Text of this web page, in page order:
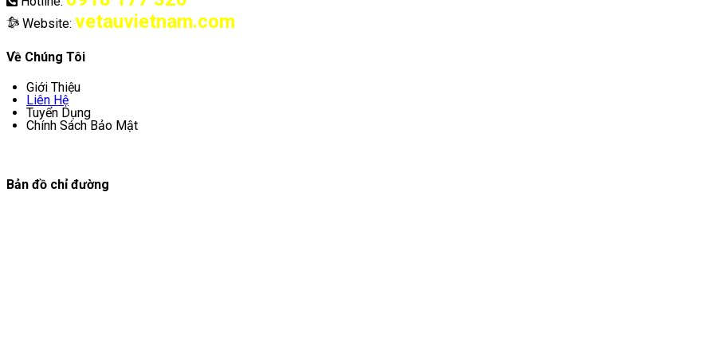
Website: vetauvietnam.com
Về Chúng Tôi
Giới Thiệu
Liên Hệ
Tuyển Dụng
Chính Sách Bảo Mật
Bản đồ chỉ đường